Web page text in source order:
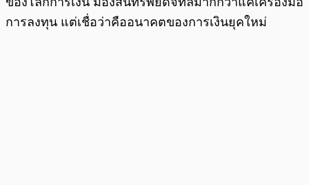
การลงทุน แต่เชื่อว่าคืออนาคตของการเงินยุคใหม่